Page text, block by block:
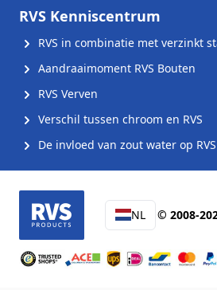
RVS Kenniscentrum
RVS in combinatie met verzinkt
Aandraaimoment RVS Bouten
RVS Verven
Verschil tussen chroom en RVS
De invloed van zout water op RVS
NL © 2008-